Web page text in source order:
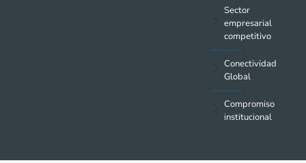
Sector
empresarial
competitivo
Conectividad
Global
Compromiso
institucional